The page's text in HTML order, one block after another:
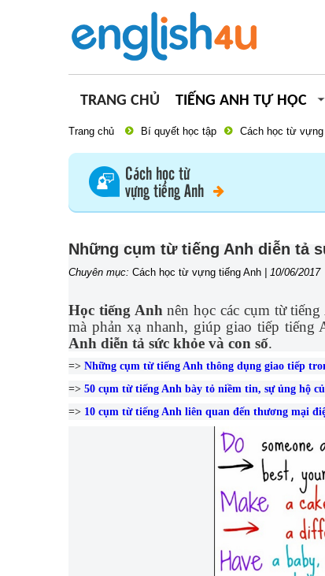
TRANG CHỦ TIẾNG ANH TỰ HỌC
Trang chủ Bí quyết học tập Cách học từ vựng
Cách học từ
vựng tiếng Anh
Những cụm từ tiếng Anh diễn tả
Chuyên mục: Cách học từ vựng tiếng Anh 10/06/2017
Học tiếng Anh nên học các cụm từ
mà phản xạ nhanh, giúp giao tiếp tiếng
Anh diễn tả sức khỏe và con số.
=> Những cụm từ tiếng Anh thông dụng giao tiếp
=> 50 cụm từ tiếng Anh bày tỏ niềm tin, sự ủng hộ
=> 10 cụm từ tiếng Anh liên quan đến thương mại